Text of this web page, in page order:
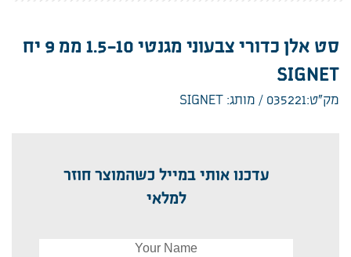
סט אלן כדורי צבעוני מגנטי 1.5-10 ממ 9 יח
SIGNET
מק”ט:035221 מותג: SIGNET
עדכנו אותי במייל כשהמוצר חוזר
למלאי